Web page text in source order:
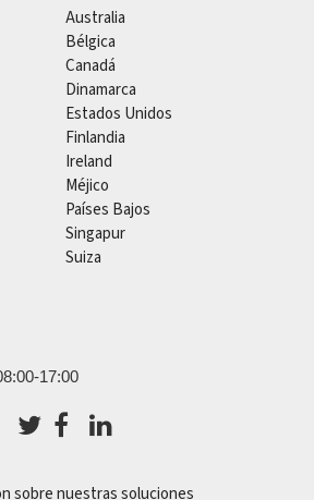
Australia
Bélgica
Canadá
Dinamarca
Estados Unidos
Finlandia
Ireland
Méjico
Países Bajos
Singapur
Suiza
17:00
sobre nuestras soluciones